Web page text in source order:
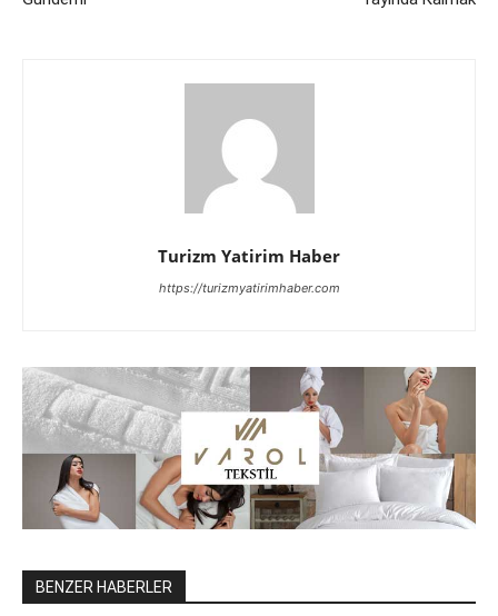
Turizm Yatirim Haber
https://turizmyatirimhaber.com
BENZER HABERLER